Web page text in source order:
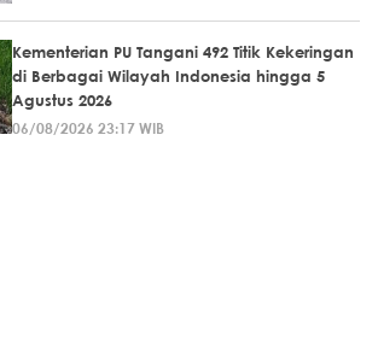
Kementerian PU Tangani 492 Titik Kekeringan
di Berbagai Wilayah Indonesia hingga 5
Agustus 2026
06/08/2026 23:17 WIB